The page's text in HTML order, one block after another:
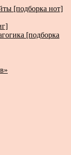
[подборка нот]
[подборка